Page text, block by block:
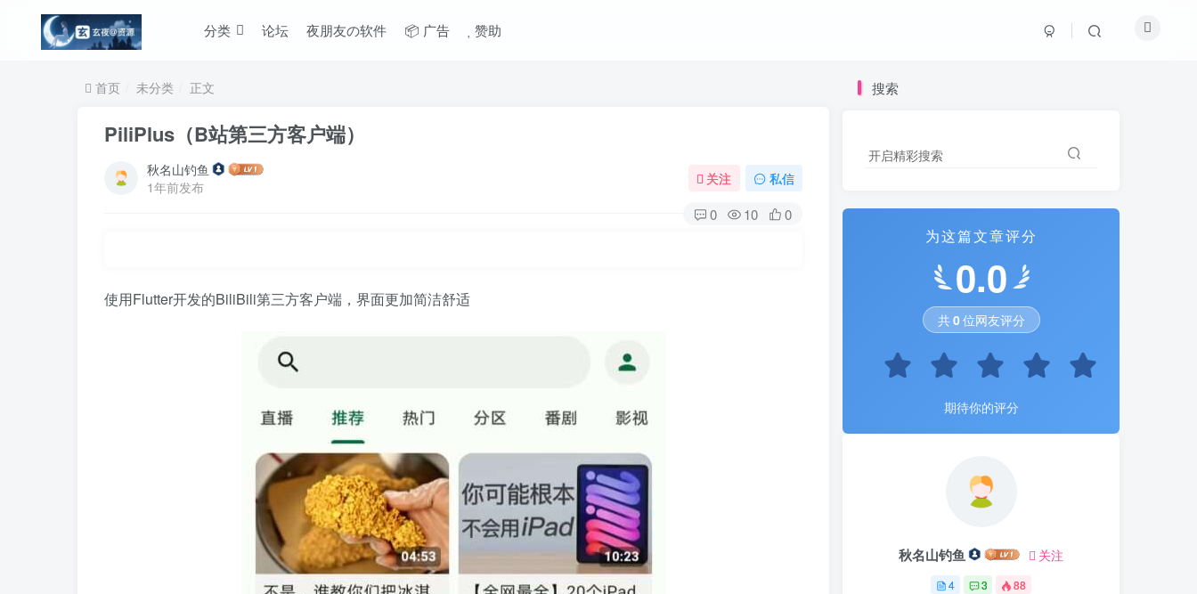
分类 论坛 夜朋友の软件 📦 广告 赞助
首页 未分类 正文
PiliPlus（B站第三方客户端）
秋名山钓鱼
1年前发布
关注 私信
0 10 0
使用Flutter开发的BiliBili第三方客户端，界面更加简洁舒适
搜索
开启精彩搜索
为这篇文章评分
0.0
共0位网友评分
期待你的评分
秋名山钓鱼 关注
4 3 88